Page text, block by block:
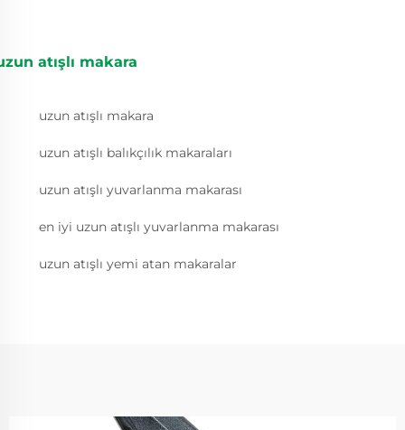
atışlı makara
uzun atışlı makara
uzun atışlı balıkçılık makaraları
uzun atışlı yuvarlanma makarası
en iyi uzun atışlı yuvarlanma makarası
uzun atışlı yemi atan makaralar